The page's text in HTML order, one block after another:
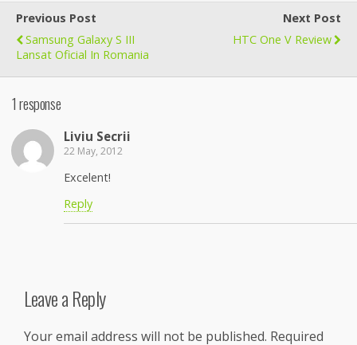
Previous Post
Samsung Galaxy S III
Lansat Oficial In Romania
Next Post
HTC One V Review
1 response
Liviu Secrii
22 May, 2012
Excelent!
Reply
Leave a Reply
Your email address will not be published. Required